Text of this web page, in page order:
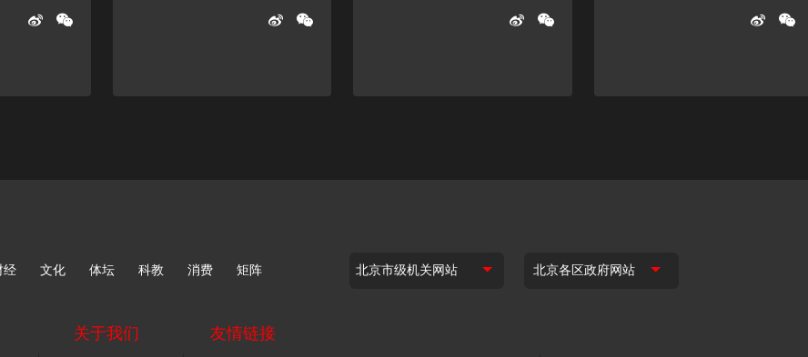
经 文化 体坛 科教 消费 矩阵
关于我们 友情链接